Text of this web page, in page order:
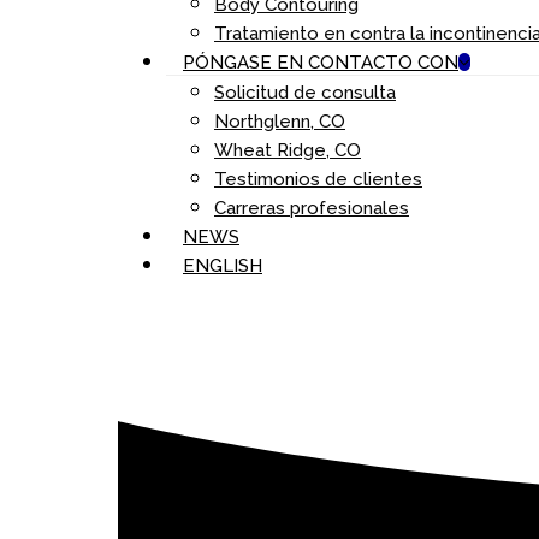
Body Contouring
Tratamiento en contra la
PÓNGASE EN CONTACTO CON
Solicitud de consulta
Northglenn, CO
Wheat Ridge, CO
Testimonios de clientes
Carreras profesionales
NEWS
ENGLISH